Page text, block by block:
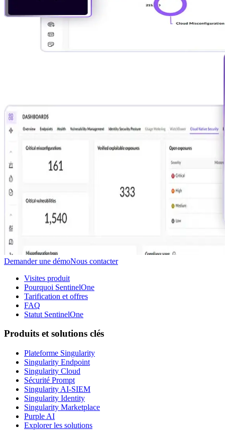
Demander une démoNous contacter
Visites produit
Pourquoi SentinelOne
Tarification et offres
FAQ
Statut SentinelOne
Produits et solutions clés
Plateforme Singularity
Singularity Endpoint
Singularity Cloud
Sécurité Prompt
Singularity AI-SIEM
Singularity Identity
Singularity Marketplace
Purple AI
Explorer les solutions